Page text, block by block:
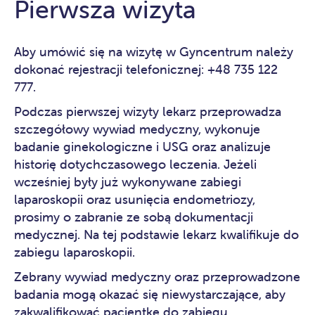
Pierwsza wizyta
Aby umówić się na wizytę w Gyncentrum należy
dokonać rejestracji telefonicznej: +48 735 122
777.
Podczas pierwszej wizyty lekarz przeprowadza
szczegółowy wywiad medyczny, wykonuje
badanie ginekologiczne i USG oraz analizuje
historię dotychczasowego leczenia. Jeżeli
wcześniej były już wykonywane zabiegi
laparoskopii oraz usunięcia endometriozy,
prosimy o zabranie ze sobą dokumentacji
medycznej. Na tej podstawie lekarz kwalifikuje do
zabiegu laparoskopii.
Zebrany wywiad medyczny oraz przeprowadzone
badania mogą okazać się niewystarczające, aby
zakwalifikować pacjentkę do zabiegu